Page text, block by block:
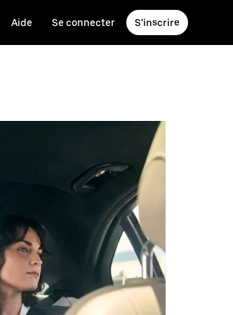
Aide Se connecter S'inscrire